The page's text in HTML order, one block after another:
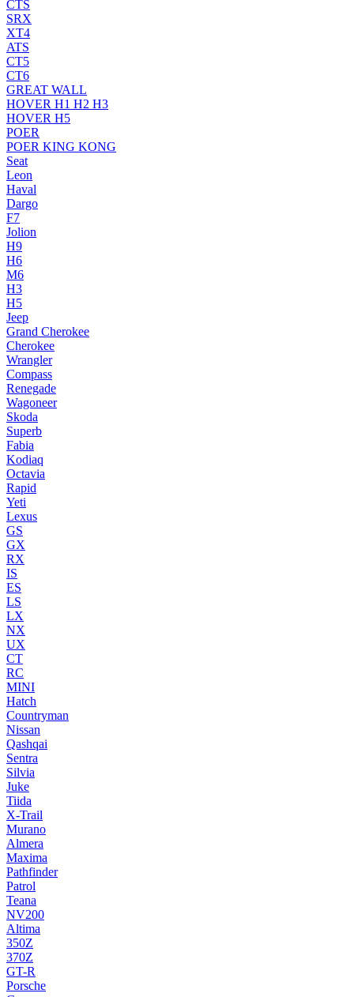
CTS
SRX
XT4
ATS
CT5
CT6
GREAT WALL
HOVER H1 H2 H3
HOVER H5
POER
POER KING KONG
Seat
Leon
Haval
Dargo
F7
Jolion
H9
H6
M6
H3
H5
Jeep
Grand Cherokee
Cherokee
Wrangler
Compass
Renegade
Wagoneer
Skoda
Superb
Fabia
Kodiaq
Octavia
Rapid
Yeti
Lexus
GS
GX
RX
IS
ES
LS
LX
NX
UX
CT
RC
MINI
Hatch
Countryman
Nissan
Qashqai
Sentra
Silvia
Juke
Tiida
X-Trail
Murano
Almera
Maxima
Pathfinder
Patrol
Teana
NV200
Altima
350Z
370Z
GT-R
Porsche